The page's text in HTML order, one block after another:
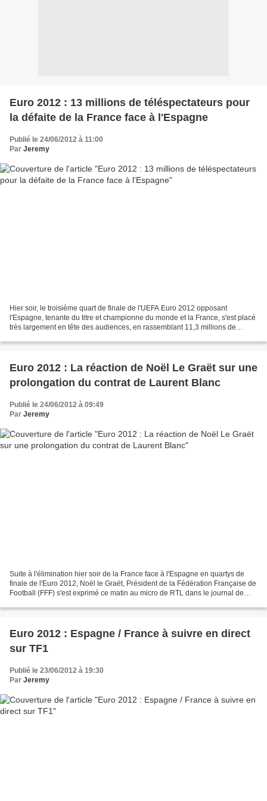
Euro 2012 : 13 millions de téléspectateurs pour
la défaite de la France face à l'Espagne
Publié le 24/06/2012 à 11:00
Par Jeremy
Hier soir, le troisième quart de finale de l'UEFA Euro 2012 opposant
l'Espagne, tenante du titre et championne du monde et la France, s'est placé
très largement en tête des audiences, en rassemblant 11,3 millions de
Euro 2012 : La réaction de Noël Le Graët sur une
prolongation du contrat de Laurent Blanc
Publié le 24/06/2012 à 09:49
Par Jeremy
Suite à l'élimination hier soir de la France face à l'Espagne en quartys de
finale de l'Euro 2012, Noël le Graët, Président de la Fédération Française de
Football (FFF) s'est exprimé ce matin au micro de RTL dans le journal de
Euro 2012 : Espagne / France à suivre en direct
sur TF1
Publié le 23/06/2012 à 19:30
Par Jeremy